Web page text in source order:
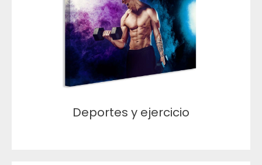
Deportes y ejercicio